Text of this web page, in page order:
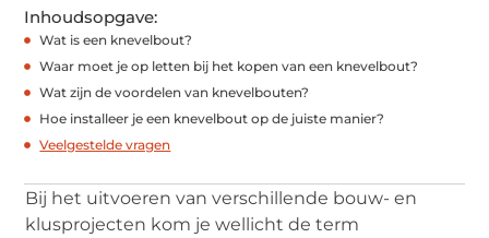
Inhoudsopgave:
Wat is een knevelbout?
Waar moet je op letten bij het kopen van een knevelbout?
Wat zijn de voordelen van knevelbouten?
Hoe installeer je een knevelbout op de juiste manier?
Veelgestelde vragen
Bij het uitvoeren van verschillende bouw- en
klusprojecten kom je wellicht de term